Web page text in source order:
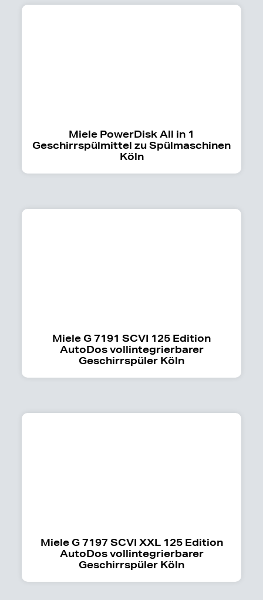
Miele PowerDisk All in 1
Geschirrspülmittel zu Spülmaschinen
Köln
Miele G 7191 SCVI 125 Edition
AutoDos vollintegrierbarer
Geschirrspüler Köln
Miele G 7197 SCVI XXL 125 Edition
AutoDos vollintegrierbarer
Geschirrspüler Köln